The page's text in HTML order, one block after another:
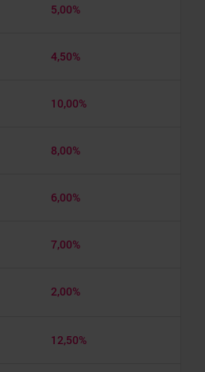
5,00%
4,50%
10,00%
8,00%
6,00%
7,00%
2,00%
12,50%